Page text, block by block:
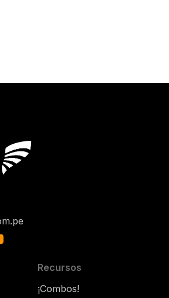
Recursos
¡Combos!